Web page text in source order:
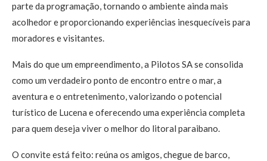
parte da programação, tornando o ambiente ainda mais
acolhedor e proporcionando experiências inesquecíveis para
moradores e visitantes.
Mais do que um empreendimento, a Pilotos SA se consolida
como um verdadeiro ponto de encontro entre o mar, a
aventura e o entretenimento, valorizando o potencial
turístico de Lucena e oferecendo uma experiência completa
para quem deseja viver o melhor do litoral paraibano.
O convite está feito: reúna os amigos, chegue de barco,